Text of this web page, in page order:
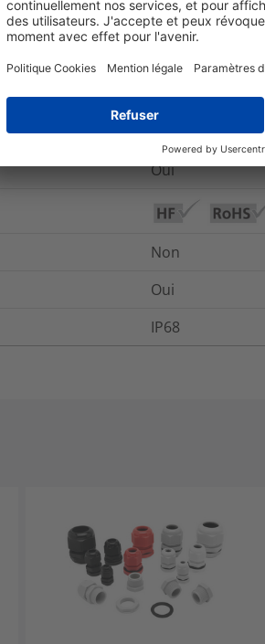
et emballage Pour
Oui
illimitée
Oui
Non
Oui
IP68